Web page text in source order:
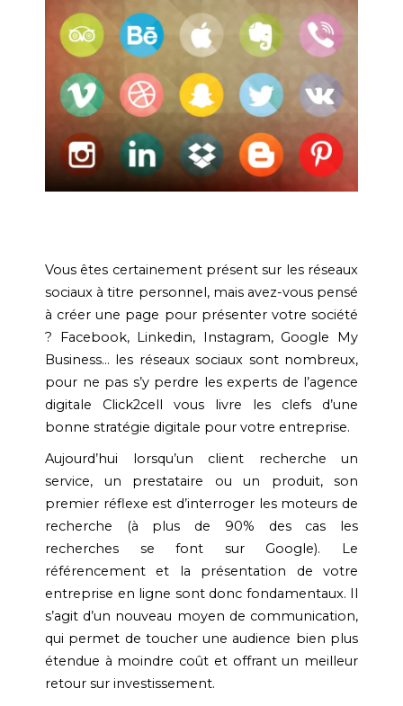
Vous êtes certainement présent sur les réseaux
sociaux à titre personnel, mais avez-vous pensé
à créer une page pour présenter votre société
? Facebook, Linkedin, Instagram, Google My
Business… les réseaux sociaux sont nombreux,
pour ne pas s’y perdre les experts de l’agence
digitale Click2cell vous livre les clefs d’une
bonne stratégie digitale pour votre entreprise.
Aujourd’hui lorsqu’un client recherche un
service, un prestataire ou un produit, son
premier réflexe est d’interroger les moteurs de
recherche (à plus de 90% des cas les
recherches se font sur Google). Le
référencement et la présentation de votre
entreprise en ligne sont donc fondamentaux. Il
s’agit d’un nouveau moyen de communication,
qui permet de toucher une audience bien plus
étendue à moindre coût et offrant un meilleur
retour sur investissement.